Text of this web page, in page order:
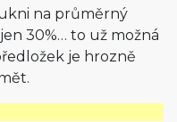
na průměrný
30%… to už možná
je hrozně